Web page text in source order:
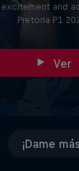
and
Pretoria P1
Ver
¡Dame